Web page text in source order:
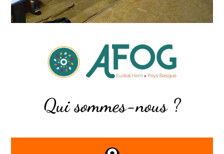
Qui sommes-nous ?